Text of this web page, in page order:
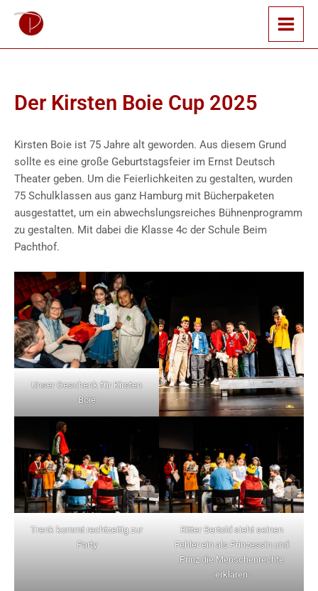
Inhalt
Der Kirsten Boie Cup 2025
Kirsten Boie ist 75 Jahre alt geworden. Aus diesem Grund
sollte es eine große Geburtstagsfeier im Ernst Deutsch
Theater geben. Um die Feierlichkeiten zu gestalten, wurden
75 Schulklassen aus ganz Hamburg mit Bücherpaketen
ausgestattet, um ein abwechslungsreiches Bühnenprogramm
zu gestalten. Mit dabei die Klasse 4c der Schule Beim
Pachthof.
Unser Geschenk für Kirsten
Boie
Trenk kommt rechtzeitig zur
Party
Ritter Bertold sieht seinen
Fehler ein als Prinzessin und
Prinz die Menschenrechte
erklären